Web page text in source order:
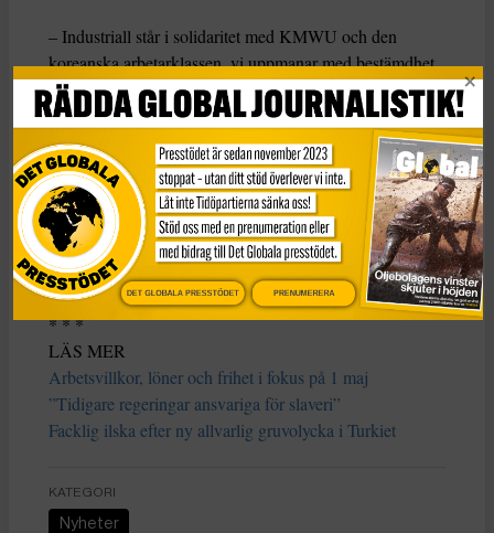
– Industriall står i solidaritet med KMWU och den
koreanska arbetarklassen, vi uppmanar med bestämdhet
den koreanska regeringen att fullständigt respektera
arbetares rättigheter. Fördömandet av repressionen mot
arbetarrörelsen av ILO:s generaldirektör, tillsammans
med de fyra klagomål som inlämnats mot regeringen vid
ILO:s kommitté för organisationsfrihet belyser hur
brådskande det är att dessa frågor adresseras, säger
Industrialls generalsekreterare Atle Høie på dess
hemsida.
* * *
LÄS MER
Arbetsvillkor, löner och frihet i fokus på 1 maj
”Tidigare regeringar ansvariga för slaveri”
Facklig ilska efter ny allvarlig gruvolycka i Turkiet
KATEGORI
Nyheter
DET GLOBALA PRESSTÖDET PRENUMERERA